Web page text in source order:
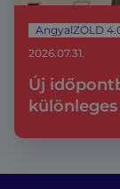
AngyalZÖLD
Új
2026.07.31.